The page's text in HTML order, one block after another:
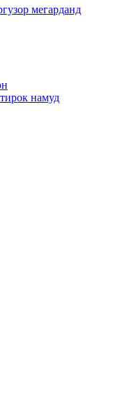
мегарданд
намуд